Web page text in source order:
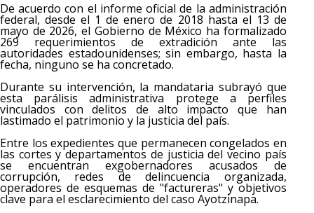
De acuerdo con el informe oficial de la administración
federal, desde el 1 de enero de 2018 hasta el 13 de
mayo de 2026, el Gobierno de México ha formalizado
269 requerimientos de extradición ante las
autoridades estadounidenses; sin embargo, hasta la
fecha, ninguno se ha concretado.
Durante su intervención, la mandataria subrayó que
esta parálisis administrativa protege a perfiles
vinculados con delitos de alto impacto que han
lastimado el patrimonio y la justicia del país.
Entre los expedientes que permanecen congelados en
las cortes y departamentos de justicia del vecino país
se encuentran exgobernadores acusados de
corrupción, redes de delincuencia organizada,
operadores de esquemas de "factureras" y objetivos
clave para el esclarecimiento del caso Ayotzinapa.